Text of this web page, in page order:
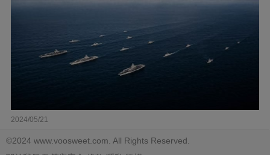
2024/05/21
©2024 www.voosweet.com. All Rights Reserved.